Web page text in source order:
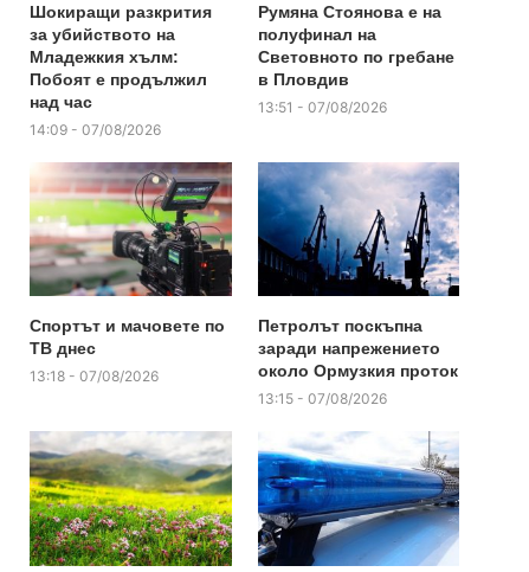
Шокиращи разкрития
за убийството на
Младежкия хълм:
Побоят е продължил
над час
14:09 - 07/08/2026
Румяна Стоянова е на
полуфинал на
Световното по гребане
в Пловдив
13:51 - 07/08/2026
Спортът и мачовете по
ТВ днес
13:18 - 07/08/2026
Петролът поскъпна
заради напрежението
около Ормузкия проток
13:15 - 07/08/2026